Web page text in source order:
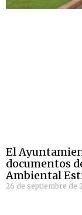
El
documentos
Ambiental
26 de septiembre de